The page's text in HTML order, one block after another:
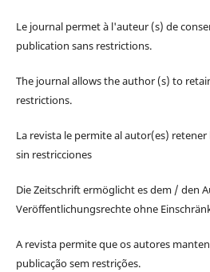
Le journal permet à l'auteur (s) de
publication sans restrictions.
The journal allows the author (s) to
restrictions.
La revista le permite al autor(es)
sin restricciones
Die Zeitschrift ermöglicht es dem / den
Veröffentlichungsrechte ohne
A revista permite que os autores
publicação sem restrições.